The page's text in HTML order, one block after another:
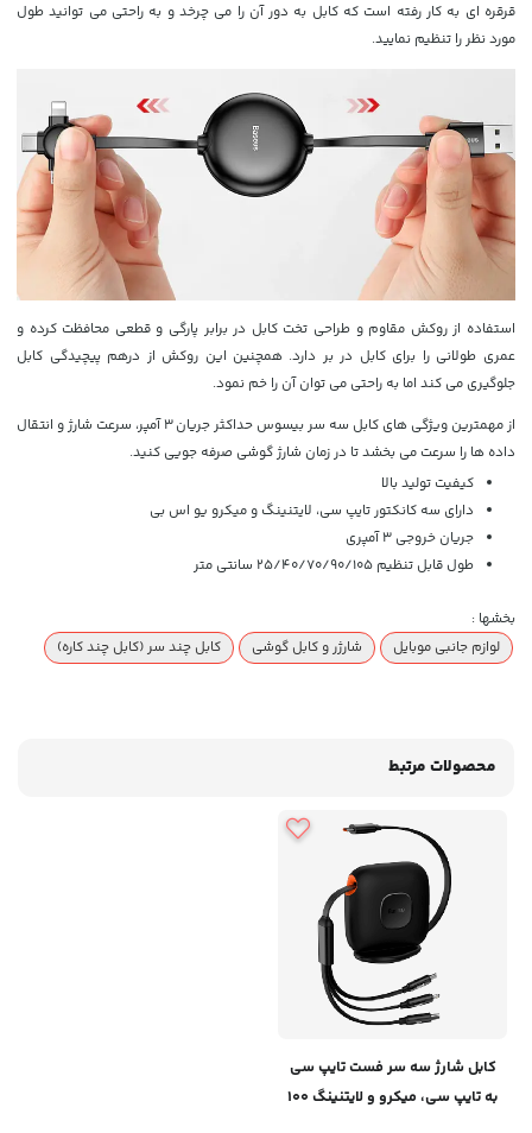
قرقره ای به کار رفته است که کابل به دور آن را می چرخد و به راحتی می توانید طول
مورد نظر را تنظیم نمایید.
استفاده از روکش مقاوم و طراحی تخت کابل در برابر پارگی و قطعی محافظت کرده و
عمری طولانی را برای کابل در بر دارد. همچنین این روکش از درهم پیچیدگی کابل
جلوگیری می کند اما به راحتی می توان آن را خم نمود.
از مهمترین ویژگی های کابل سه سر بیسوس حداکثر جریان 3 آمپر، سرعت شارژ و انتقال
داده ها را سرعت می بخشد تا در زمان شارژ گوشی صرفه جویی کنید.
کیفیت تولید بالا
دارای سه کانکتور تایپ سی، لایتنینگ و میکرو یو اس بی
جریان خروجی 3 آمپری
طول قابل تنظیم 25/40/70/90/105 سانتی متر
بخشها :
لوازم جانبی موبایل
شارژر و کابل گوشی کابل چند سر (کابل چند کاره)
محصولات مرتبط
کابل شارژ سه سر فست تایپ سی
به تایپ سی، میکرو و لایتنینگ 100